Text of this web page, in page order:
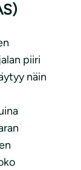
piiri
näin